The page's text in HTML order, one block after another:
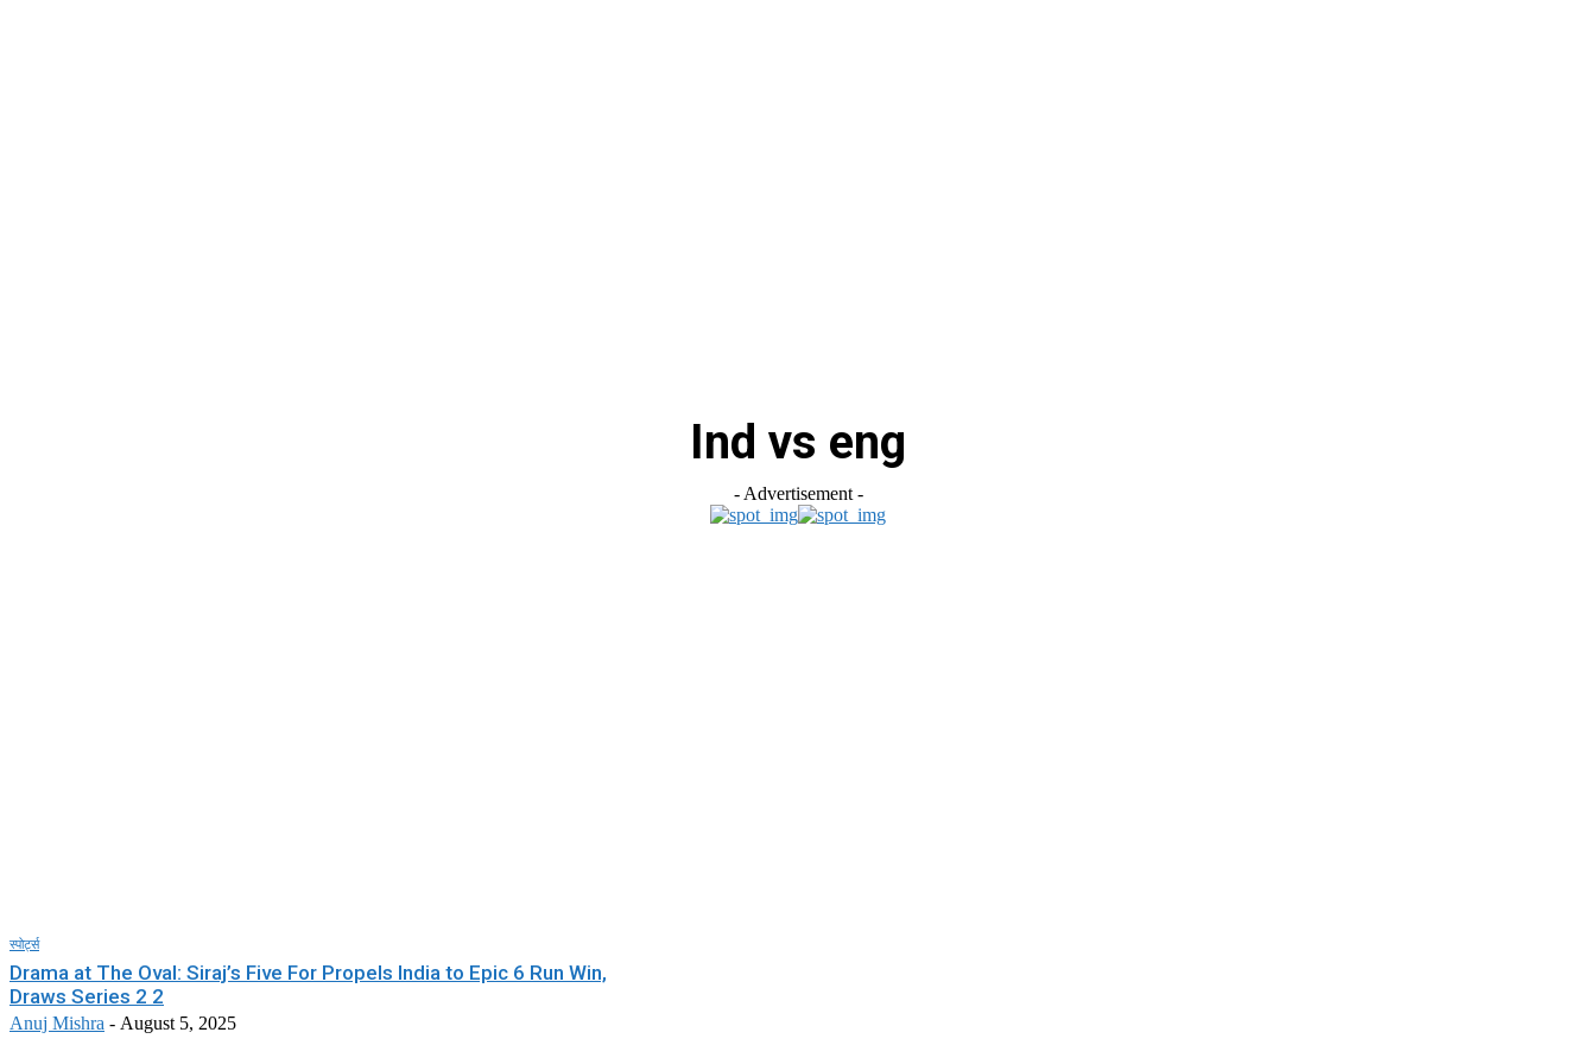
Ind vs eng
- Advertisement -
स्पोर्ट्स
Drama at The Oval: Siraj’s Five For Propels India to Epic 6 Run Win,
Draws Series 2 2
Anuj Mishra - August 5, 2025